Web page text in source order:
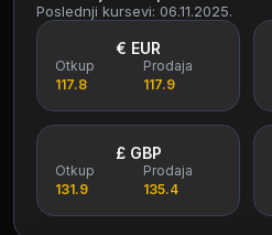
Poslednji kursevi: 06.11.2025.
€ EUR
Otkup
117.8
Prodaja
117.9
£ GBP
Otkup
131.9
Prodaja
135.4